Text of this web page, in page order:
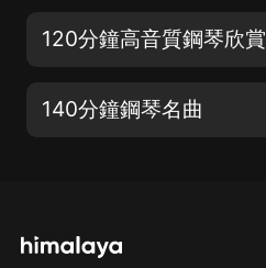
120分鐘高音質鋼琴欣賞
140分鐘鋼琴名曲